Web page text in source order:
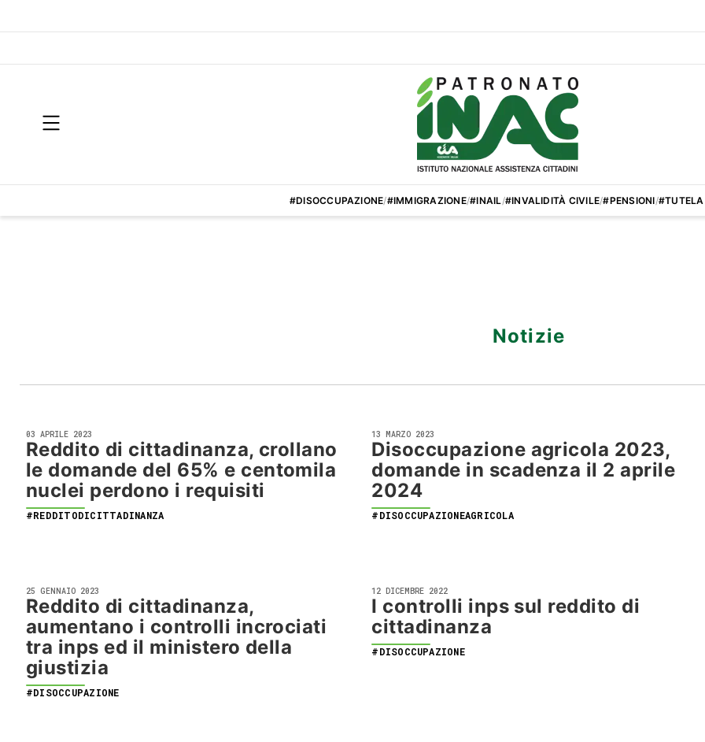
#DISOCCUPAZIONE/#IMMIGRAZIONE/#INAIL/#INVALIDITÀ CIVILE/#PENSIONI/#TUTELA
Notizie
03 APRILE 2023
Reddito di cittadinanza, crollano
le domande del 65% e centomila
nuclei perdono i requisiti
#REDDITODICITTADINANZA
13 MARZO 2023
Disoccupazione agricola 2023,
domande in scadenza il 2 aprile
2024
#DISOCCUPAZIONEAGRICOLA
25 GENNAIO 2023
Reddito di cittadinanza,
aumentano i controlli incrociati
tra inps ed il ministero della
giustizia
#DISOCCUPAZIONE
12 DICEMBRE 2022
I controlli inps sul reddito di
cittadinanza
#DISOCCUPAZIONE